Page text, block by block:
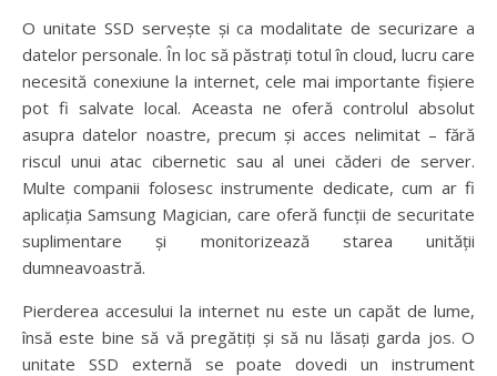
O unitate SSD servește și ca modalitate de securizare a
datelor personale. În loc să păstrați totul în cloud, lucru care
necesită conexiune la internet, cele mai importante fișiere
pot fi salvate local. Aceasta ne oferă controlul absolut
asupra datelor noastre, precum și acces nelimitat – fără
riscul unui atac cibernetic sau al unei căderi de server.
Multe companii folosesc instrumente dedicate, cum ar fi
aplicația Samsung Magician, care oferă funcții de securitate
suplimentare și monitorizează starea unității
dumneavoastră.
Pierderea accesului la internet nu este un capăt de lume,
însă este bine să vă pregătiți și să nu lăsați garda jos. O
unitate SSD externă se poate dovedi un instrument